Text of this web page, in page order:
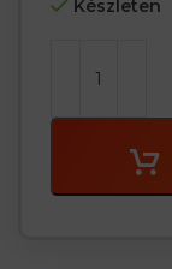
Készleten